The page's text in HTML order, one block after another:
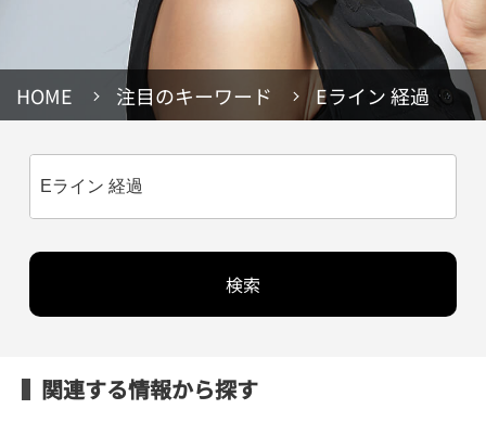
HOME 注目のキーワード Eライン 経過
検索
関連する情報から探す